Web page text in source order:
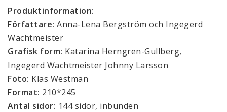
Produktinformation:
Författare: Anna-Lena Bergström och Ingegerd
Wachtmeister
Grafisk form: Katarina Herngren-Gullberg,
Ingegerd Wachtmeister Johnny Larsson
Foto: Klas Westman
Format: 210*245
Antal sidor: 144 sidor, inbunden